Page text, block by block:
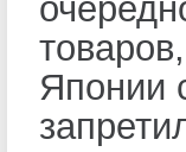
Японии